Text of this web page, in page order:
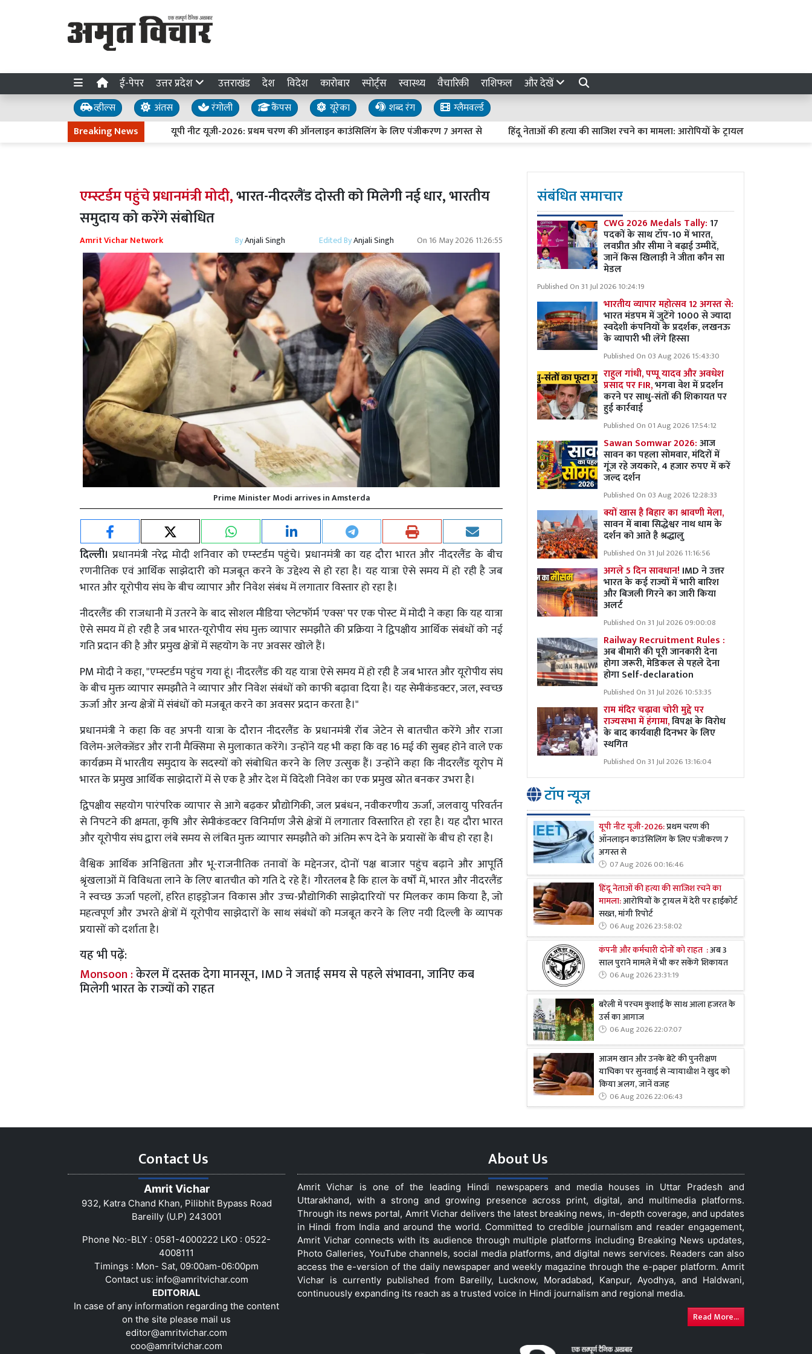
ई-पेपर उत्तर प्रदेश उत्तराखंड देश विदेश कारोबार स्पोर्ट्स स्वास्थ्य वैचारिकी राशिफल और देखें
व्हील्स अंतस रंगोली कैंपस यूरेका शब्द रंग
ग्लैमवर्ल्ड
Breaking News
यूपी नीट यूजी-2026: प्रथम चरण की ऑनलाइन काउंसिलिंग के लिए पंजीकरण 7 अगस्त से हिंदू नेताओं की हत्या की साजिश रचने का मामला: आरोपियों के ट्रायल में देरी पर हाईकोर्ट सख्त,
एम्स्टर्डम पहुंचे प्रधानमंत्री मोदी,भारत-नीदरलैंड दोस्ती को मिलेगी नई धार, भारतीय
समुदाय को करेंगे संबोधित
Amrit Vichar Network ByAnjali Singh Edited ByAnjali Singh On 16 May 2026 11:26:55
Prime Minister Modi arrives in Amsterda
दिल्ली।प्रधानमंत्री नरेद्र मोदी शनिवार को एम्स्टर्डम पहुंचे। प्रधानमंत्री का यह दौरा भारत और नीदरलैंड के बीच
रणनीतिक एवं आर्थिक साझेदारी को मजबूत करने के उद्देश्य से हो रहा है। यह यात्रा ऐसे समय में हो रही है जब
भारत और यूरोपीय संघ के बीच व्यापार और निवेश संबंध में लगातार विस्तार हो रहा है।
नीदरलैंड की राजधानी में उतरने के बाद सोशल मीडिया प्लेटफॉर्म 'एक्स' पर एक पोस्ट में मोदी ने कहा कि यह यात्रा
ऐसे समय में हो रही है जब भारत-यूरोपीय संघ मुक्त व्यापार समझौते की प्रक्रिया ने द्विपक्षीय आर्थिक संबंधों को नई
गति प्रदान की है और प्रमुख क्षेत्रों में सहयोग के नए अवसर खोले हैं।
PM मोदी ने कहा, "एम्स्टर्डम पहुंच गया हूं। नीदरलैंड की यह यात्रा ऐसे समय में हो रही है जब भारत और यूरोपीय संघ
के बीच मुक्त व्यापार समझौते ने व्यापार और निवेश संबंधों को काफी बढ़ावा दिया है। यह सेमीकंडक्टर, जल, स्वच्छ
ऊर्जा और अन्य क्षेत्रों में संबंधों को मजबूत करने का अवसर प्रदान करता है।"
प्रधानमंत्री ने कहा कि वह अपनी यात्रा के दौरान नीदरलैंड के प्रधानमंत्री रॉब जेटेन से बातचीत करेंगे और राजा
विलेम-अलेक्जेंडर और रानी मैक्सिमा से मुलाकात करेंगे। उन्होंने यह भी कहा कि वह 16 मई की सुबह होने वाले एक
कार्यक्रम में भारतीय समुदाय के सदस्यों को संबोधित करने के लिए उत्सुक हैं। उन्होंने कहा कि नीदरलैंड यूरोप में
भारत के प्रमुख आर्थिक साझेदारों में से एक है और देश में विदेशी निवेश का एक प्रमुख स्रोत बनकर उभरा है।
द्विपक्षीय सहयोग पारंपरिक व्यापार से आगे बढ़कर प्रौद्योगिकी, जल प्रबंधन, नवीकरणीय ऊर्जा, जलवायु परिवर्तन
से निपटने की क्षमता, कृषि और सेमीकंडक्टर विनिर्माण जैसे क्षेत्रों में लगातार विस्तारित हो रहा है। यह दौरा भारत
और यूरोपीय संघ द्वारा लंबे समय से लंबित मुक्त व्यापार समझौते को अंतिम रूप देने के प्रयासों के बीच हो रहा है।
वैश्विक आर्थिक अनिश्चितता और भू-राजनीतिक तनावों के मद्देनजर, दोनों पक्ष बाजार पहुंच बढ़ाने और आपूर्ति
श्रृंखलाओं में विविधता लाने के लिए बातचीत को गति दे रहे हैं। गौरतलब है कि हाल के वर्षों में, भारत और नीदरलैंड
ने स्वच्छ ऊर्जा पहलों, हरित हाइड्रोजन विकास और उच्च-प्रौद्योगिकी साझेदारियों पर मिलकर काम किया है, जो
महत्वपूर्ण और उभरते क्षेत्रों में यूरोपीय साझेदारों के साथ संबंधों को मजबूत करने के लिए नयी दिल्ली के व्यापक
प्रयासों को दर्शाता है।
यह भी पढ़ें:
Monsoon :केरल में दस्तक देगा मानसून, IMD ने जताई समय से पहले संभावना, जानिए कब
मिलेगी भारत के राज्यों को राहत
संबंधित समाचार
CWG 2026 Medals Tally:17
पदकों के साथ टॉप-10 में भारत,
लवप्रीत और सीमा ने बढ़ाई उम्मीदें,
जानें किस खिलाड़ी ने जीता कौन सा
मेडल
Published On 31 Jul 2026 10:24:19
भारतीय व्यापार महोत्सव 12 अगस्त से:
भारत मंडपम में जुटेंगे 1000 से ज्यादा
स्वदेशी कंपनियों के प्रदर्शक, लखनऊ
के व्यापारी भी लेंगे हिस्सा
Published On 03 Aug 2026 15:43:30
राहुल गांधी, पप्पू यादव और अवधेश
प्रसाद पर FIR,भगवा वेश में प्रदर्शन
करने पर साधु-संतों की शिकायत पर
हुई कार्रवाई
Published On 01 Aug 2026 17:54:12
Sawan Somwar 2026:आज
सावन का पहला सोमवार, मंदिरों में
गूंज रहे जयकारे, 4 हजार रुपए में करें
जल्द दर्शन
Published On 03 Aug 2026 12:28:33
क्यों खास है बिहार का श्रावणी मेला,
सावन में बाबा सिद्धेश्वर नाथ धाम के
दर्शन को आते है श्रद्धालु
Published On 31 Jul 2026 11:16:56
अगले 5 दिन सावधान! IMD ने उत्तर
भारत के कई राज्यों में भारी बारिश
और बिजली गिरने का जारी किया
अलर्ट
Published On 31 Jul 2026 09:00:08
Railway Recruitment Rules :
अब बीमारी की पूरी जानकारी देना
होगा जरूरी, मेडिकल से पहले देना
होगा Self-declaration
Published On 31 Jul 2026 10:53:35
राम मंदिर चढ़ावा चोरी मुद्दे पर
राज्यसभा में हंगामा,विपक्ष के विरोध
के बाद कार्यवाही दिनभर के लिए
स्थगित
Published On 31 Jul 2026 13:16:04
टॉप न्यूज
यूपी नीट यूजी-2026:प्रथम चरण की
ऑनलाइन काउंसिलिंग के लिए पंजीकरण 7
अगस्त से
07 Aug 2026 00:16:46
हिंदू नेताओं की हत्या की साजिश रचने का
मामला:आरोपियों के ट्रायल में देरी पर हाईकोर्ट
सख्त, मांगी रिपोर्ट
06 Aug 2026 23:58:02
कंपनी और कर्मचारी दोनों को राहत :अब 3
साल पुराने मामले में भी कर सकेंगे शिकायत
06 Aug 2026 23:31:19
बरेली में परचम कुशाई के साथ आला हजरत के
उर्स का आगाज
06 Aug 2026 22:07:07
आजम खान और उनके बेटे की पुनरीक्षण
याचिका पर सुनवाई से न्यायाधीश ने खुद को
किया अलग, जानें वजह
06 Aug 2026 22:06:43
Contact Us
Amrit Vichar
932, Katra Chand Khan, Pilibhit Bypass Road
Bareilly (U.P) 243001
Phone No:-BLY : 0581-4000222 LKO : 0522-
4008111
Timings : Mon- Sat, 09:00am-06:00pm
Contact us: info@amritvichar.com
EDITORIAL
In case of any information regarding the content
on the site please mail us
editor@amritvichar.com
coo@amritvichar.com
About Us
Amrit Vichar is one of the leading Hindi newspapers and media houses in Uttar Pradesh and
Uttarakhand, with a strong and growing presence across print, digital, and multimedia platforms.
Through its news portal, Amrit Vichar delivers the latest breaking news, in-depth coverage, and updates
in Hindi from India and around the world. Committed to credible journalism and reader engagement,
Amrit Vichar connects with its audience through multiple platforms including Breaking News updates,
Photo Galleries, YouTube channels, social media platforms, and digital news services. Readers can also
access the e-version of the daily newspaper and weekly magazine through the e-paper platform. Amrit
Vichar is currently published from Bareilly, Lucknow, Moradabad, Kanpur, Ayodhya, and Haldwani,
continuously expanding its reach as a trusted voice in Hindi journalism and regional media.
Read More...